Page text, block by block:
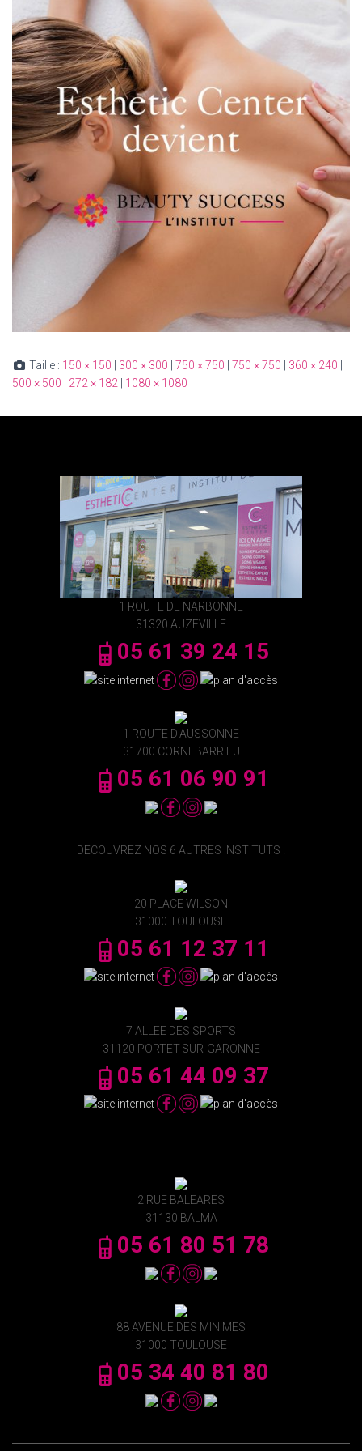
Taille : 150 × 150 300 × 300 750 × 750 750 × 750 360 × 240
500 × 500
272 × 182 1080 × 1080
1 ROUTE DE NARBONNE
31320 AUZEVILLE
05 61 39 24 15
1 ROUTE D'AUSSONNE
31700 CORNEBARRIEU
05 61 06 90 91
DECOUVREZ NOS 6 AUTRES INSTITUTS !
20 PLACE WILSON
31000 TOULOUSE
05 61 12 37 11
7 ALLEE DES SPORTS
31120 PORTET-SUR-GARONNE
05 61 44 09 37
2 RUE BALEARES
31130 BALMA
05 61 80 51 78
88 AVENUE DES MINIMES
31000 TOULOUSE
05 34 40 81 80